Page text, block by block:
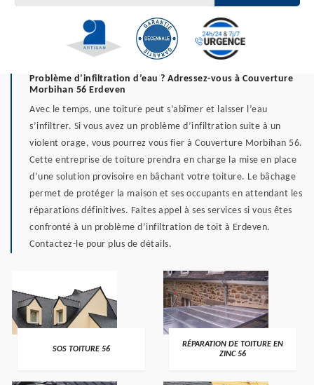
Problème d’infiltration d’eau ? Adressez-vous à Couverture
Morbihan 56 Erdeven
Avec le temps, une toiture peut s’abîmer et laisser l’eau
s’infiltrer. Si vous avez un problème d’infiltration suite à un
violent orage, vous pourrez vous fier à Couverture Morbihan 56.
Cette entreprise de toiture prendra en charge la mise en place
d’une solution provisoire en bâchant votre toiture. Le bâchage
permet de protéger la maison et ses occupants en attendant les
réparations définitives. Faites appel à ses services si vous êtes
confronté à un problème d’infiltration de toit à Erdeven.
Contactez-le pour plus de détails.
>
SOS TOITURE 56 >
RÉPARATION DE TOITURE EN
ZINC 56